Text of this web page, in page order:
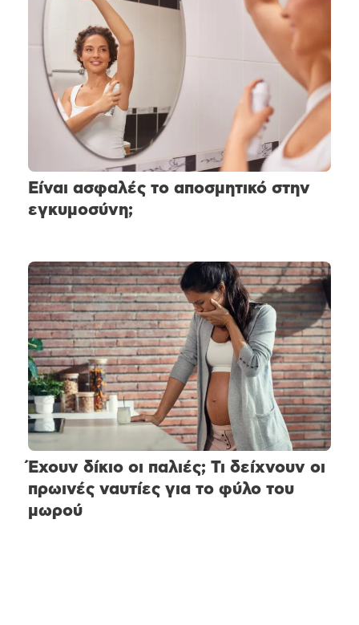
Είναι ασφαλές το αποσμητικό στην
εγκυμοσύνη;
Έχουν δίκιο οι παλιές; Τι δείχνουν οι
πρωινές ναυτίες για το φύλο του
μωρού